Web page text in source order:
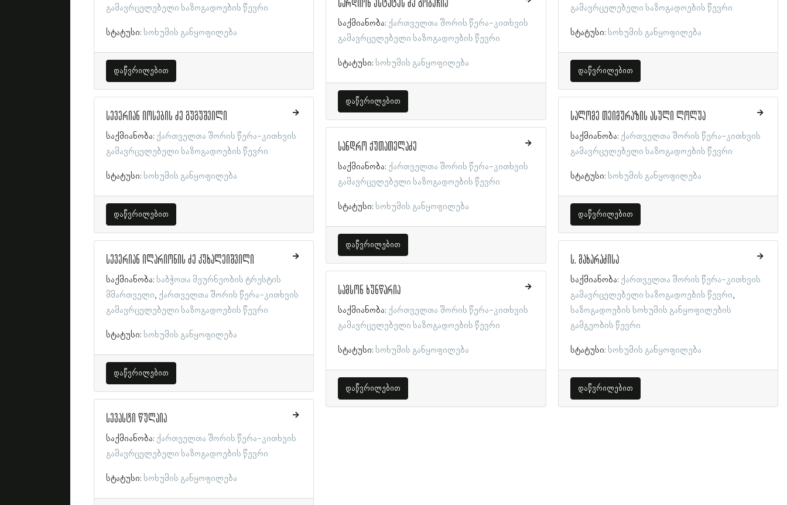
გამავრცელებელი საზოგადოების წევრი
სტატუსი: სოხუმის განყოფილება
დაწვრილებით
სევერიან იოსების ძე გუგუშვილი
საქმიანობა: ქართველთა შორის წერა-კითხვის
გამავრცელებელი საზოგადოების წევრი
სტატუსი: სოხუმის განყოფილება
დაწვრილებით
სევერიან ილარიონის ძე კუხალეიშვილი
საქმიანობა: საბჭოთა მეურნეობის ტრესტის
მმართველი ქართველთა შორის წერა-კითხვის
გამავრცელებელი საზოგადოების წევრი
სტატუსი: სოხუმის განყოფილება
დაწვრილებით
სევასტი წულაია
საქმიანობა: ქართველთა შორის წერა-კითხვის
გამავრცელებელი საზოგადოების წევრი
სტატუსი: სოხუმის განყოფილება
საქმიანობა: ქართველთა შორის წერა-კითხვის
გამავრცელებელი საზოგადოების წევრი
სტატუსი: სოხუმის განყოფილება
დაწვრილებით
სანდრო ქუთათელაძე
საქმიანობა: ქართველთა შორის წერა-კითხვის
გამავრცელებელი საზოგადოების წევრი
სტატუსი: სოხუმის განყოფილება
დაწვრილებით
სამსონ ხუნწარია
საქმიანობა: ქართველთა შორის წერა-კითხვის
გამავრცელებელი საზოგადოების წევრი
სტატუსი: სოხუმის განყოფილება
დაწვრილებით
გამავრცელებელი საზოგადოების წევრი
სტატუსი: სოხუმის განყოფილება
დაწვრილებით
სალომე თეიმურაზის ასული ლოლუა
საქმიანობა: ქართველთა შორის წერა-კითხვის
გამავრცელებელი საზოგადოების წევრი
სტატუსი: სოხუმის განყოფილება
დაწვრილებით
ს. მახარაძისა
საქმიანობა: ქართველთა შორის წერა-კითხვის
გამავრცელებელი საზოგადოების წევრი
საზოგადოების სოხუმის განყოფილების
გამგეობის წევრი
სტატუსი: სოხუმის განყოფილება
დაწვრილებით